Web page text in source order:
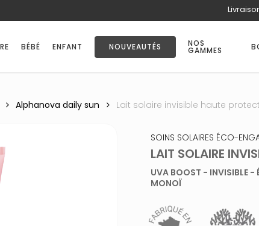
BÉBÉ ENFANT NOUVEAUTÉS NOS
GAMMES
Alphanova daily sun Lait solaire invisible haute
SOINS SOLAIRES ÉCO-
LAIT SOLAIRE
UVA BOOST - INVISIBLE -
MONOÏ